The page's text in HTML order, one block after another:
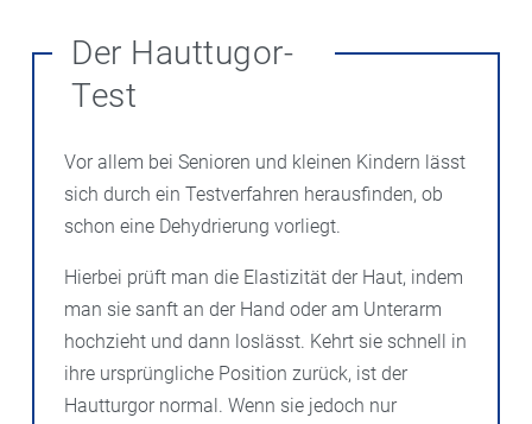
Der Hauttugor-
Test
Vor allem bei Senioren und kleinen Kindern lässt
sich durch ein Testverfahren herausfinden, ob
schon eine Dehydrierung vorliegt.
Hierbei prüft man die Elastizität der Haut, indem
man sie sanft an der Hand oder am Unterarm
hochzieht und dann loslässt. Kehrt sie schnell in
ihre ursprüngliche Position zurück, ist der
Hautturgor normal. Wenn sie jedoch nur